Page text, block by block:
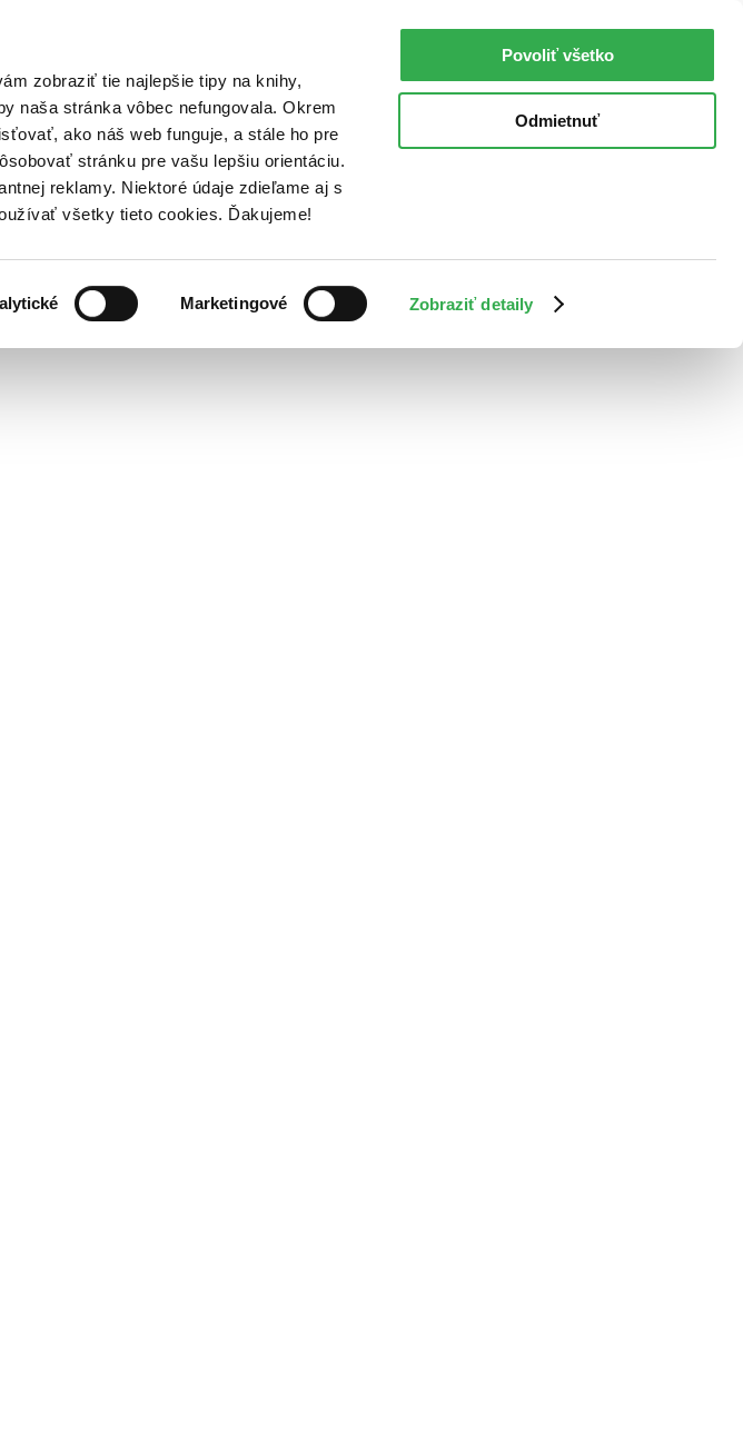
zobraziť tie najlepšie tipy na knihy,
naša stránka vôbec nefungovala. Okrem
ako náš web funguje, a stále ho pre
stránku pre vašu lepšiu orientáciu.
reklamy. Niektoré údaje zdieľame aj s
všetky tieto cookies. Ďakujeme!
Marketingové Zobraziť detaily
Povoliť všetko
Odmietnuť